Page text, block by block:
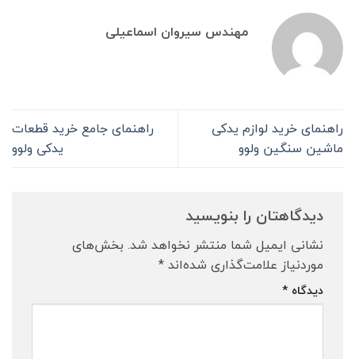
مهندس سیروان اسماعیلی
راهنمای خرید لوازم یدکی
ماشین سنگین ولوو
راهنمای جامع خرید قطعات
یدکی ولوو
دیدگاهتان را بنویسید
نشانی ایمیل شما منتشر نخواهد شد. بخش‌های
موردنیاز علامت‌گذاری شده‌اند*
دیدگاه *